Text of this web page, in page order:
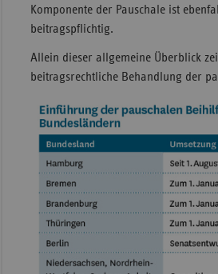
Komponente der Pauschale ist
beitragspflichtig.
Allein dieser allgemeine Überblick
beitragsrechtliche Behandlung der